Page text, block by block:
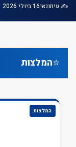
✍️ עיתונאי16 ביולי 2026
⭐המלצות
המלצות